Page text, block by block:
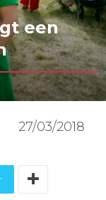
een
27/03/2018